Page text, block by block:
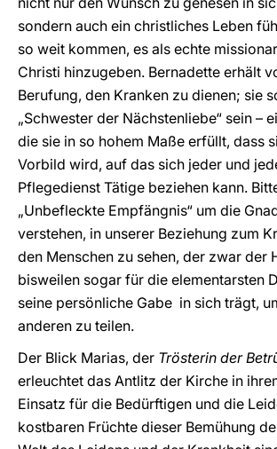
sondern auch ein christliches Leben
so weit kommen, es als echte
Christi hinzugeben. Bernadette erhält
Berufung, den Kranken zu dienen; sie
„Schwester der Nächstenliebe“ sein –
die sie in so hohem Maße erfüllt, dass
Vorbild wird, auf das sich jeder und
Pflegedienst Tätige beziehen kann.
„Unbefleckte Empfängnis“ um die
verstehen, in unserer Beziehung zum
den Menschen zu sehen, der zwar der
bisweilen sogar für die elementarsten
seine persönliche Gabe in sich trägt,
anderen zu teilen.
Der Blick Marias, der Trösterin der
erleuchtet das Antlitz der Kirche in
Einsatz für die Bedürftigen und die
kostbaren Früchte dieser Bemühung